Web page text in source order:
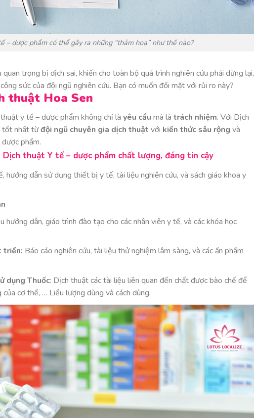
– dược phẩm có thể gây ra những “thảm hoạ” như thế nào?
trọng bị dịch sai, khiến cho toàn bộ quá trình nghiên cứu phải dừng lại,
sức của đội ngũ nghiên cứu. Bạn có muốn đối mặt với rủi ro này?
thuật Hoa Sen
y tế – dược phẩm không chỉ là yêu cầu mà là trách nhiệm. Với Dịch
tốt nhất từđội ngũ chuyên gia dịch thuật với kiến thức sâu rộng và
phẩm.
thuật Y tế – dược phẩm chất lượng, đáng tin cậy
hướng dẫn sử dụng thiết bị y tế, tài liệu nghiên cứu, và sách giáo khoa y
hướng dẫn, giáo trình đào tạo cho các nhân viên y tế, và các khóa học
triển: Báo cáo nghiên cứu, tài liệu thử nghiệm lâm sàng, và các ấn phẩm
dụng Thuốc: Dịch thuật các tài liệu liên quan đến chất được bào chế để
cơ thể, … Liều lượng dùng và cách dùng.